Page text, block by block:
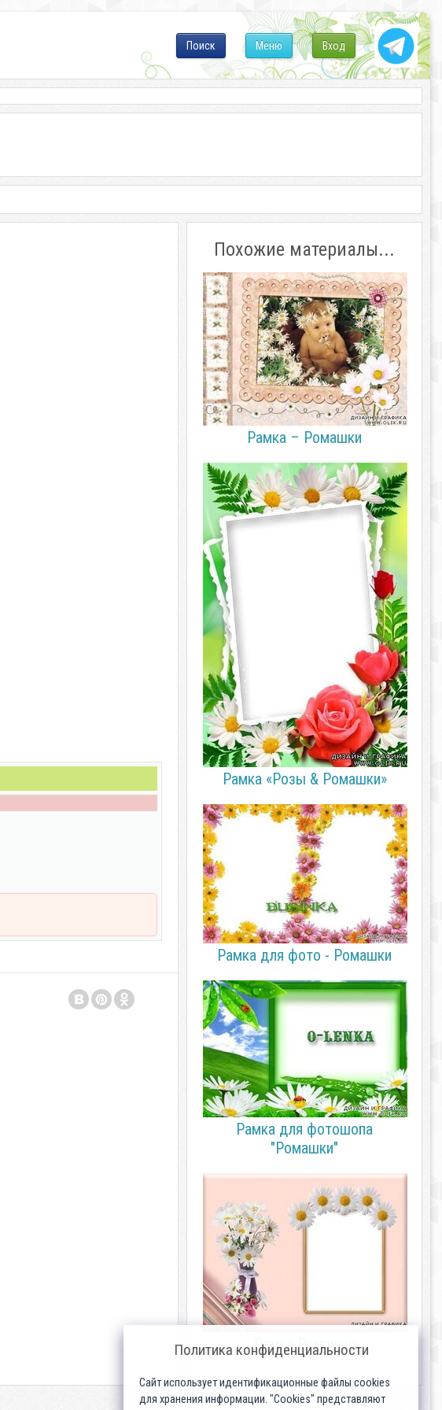
Вход
Меню
Поиск
Похожие материалы...
Рамка – Ромашки
Рамка «Розы & Ромашки»
Рамка для фото - Ромашки
Рамка для фотошопа
"Ромашки"
Рамка Ромашки
Политика конфиденциальности
Сайт использует идентификационные файлы cookies
для хранения информации. "Cookies" представляют